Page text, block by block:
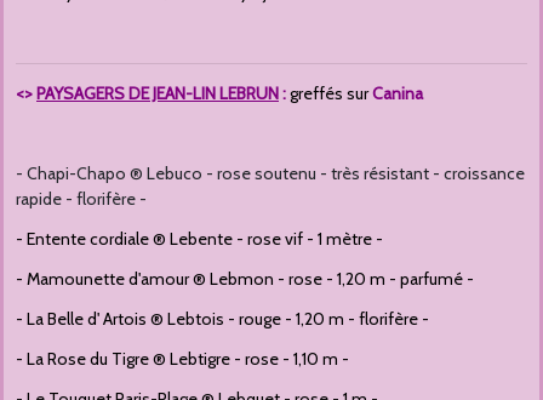
<>PAYSAGERS DE JEAN-LIN LEBRUN:greffés surCanina
- Chapi-Chapo ® Lebuco - rose soutenu - très résistant - croissance
rapide - florifère -
- Entente cordiale ® Lebente - rose vif - 1 mètre -
- Mamounette d'amour ® Lebmon - rose - 1,20 m - parfumé -
- La Belle d' Artois ® Lebtois - rouge - 1,20 m - florifère -
- La Rose du Tigre ® Lebtigre - rose - 1,10 m -